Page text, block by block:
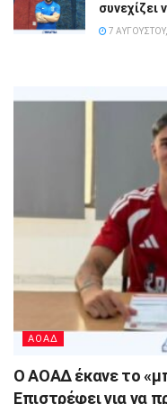
συνεχίζει
7
ΑΟΑΔ
Ο ΑΟΑΔ έκανε το
Επιστρέφει για να